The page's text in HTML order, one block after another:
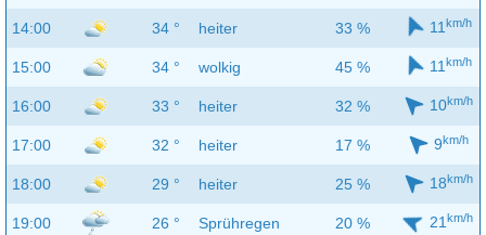
14:00 34 ° heiter 33 % 11 km/h
15:00 34 ° wolkig 45 % 11 km/h
16:00 33 ° heiter 32 % 10km/h
17:00 32 ° heiter 17 % 9km/h
18:00 29 ° heiter 25 % 18km/h
19:00 26 ° Sprühregen 20 % 21 km/h